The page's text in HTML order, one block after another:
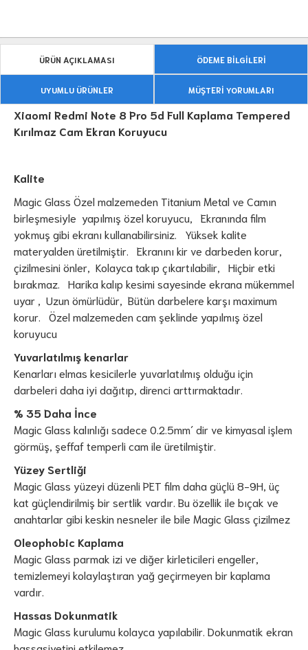
ÜRÜN AÇIKLAMASI ÖDEME BİLGİLERİ
UYUMLU ÜRÜNLER MÜŞTERİ YORUMLARI
Xiaomi Redmi Note 8 Pro 5d Full Kaplama Tempered
Kırılmaz Cam Ekran Koruyucu
Kalite
Magic Glass Özel malzemeden Titanium Metal ve Camın
birleşmesiyle yapılmış özel koruyucu, Ekranında film
yokmuş gibi ekranı kullanabilirsiniz. Yüksek kalite
materyalden üretilmiştir. Ekranını kir ve darbeden korur,
çizilmesini önler, Kolayca takıp çıkartılabilir, Hiçbir etki
bırakmaz. Harika kalıp kesimi sayesinde ekrana mükemmel
uyar , Uzun ömürlüdür, Bütün darbelere karşı maximum
korur. Özel malzemeden cam şeklinde yapılmış özel
koruyucu
Yuvarlatılmış kenarlar
Kenarları elmas kesicilerle yuvarlatılmış olduğu için
darbeleri daha iyi dağıtıp, direnci arttırmaktadır.
% 35 Daha İnce
Magic Glass kalınlığı sadece 0.2.5mm´ dir ve kimyasal işlem
görmüş, şeffaf temperli cam ile üretilmiştir.
Yüzey Sertliği
Magic Glass yüzeyi düzenli PET film daha güçlü 8-9H, üç
kat güçlendirilmiş bir sertlik vardır. Bu özellik ile bıçak ve
anahtarlar gibi keskin nesneler ile bile Magic Glass çizilmez
Oleophobic Kaplama
Magic Glass parmak izi ve diğer kirleticileri engeller,
temizlemeyi kolaylaştıran yağ geçirmeyen bir kaplama
vardır.
Hassas Dokunmatik
Magic Glass kurulumu kolayca yapılabilir. Dokunmatik ekran